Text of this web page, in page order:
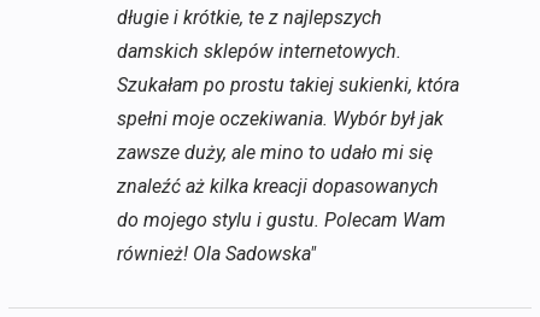
długie i krótkie, te z najlepszych
damskich sklepów internetowych.
Szukałam po prostu takiej sukienki, która
spełni moje oczekiwania. Wybór był jak
zawsze duży, ale mino to udało mi się
znaleźć aż kilka kreacji dopasowanych
do mojego stylu i gustu. Polecam Wam
również! Ola Sadowska"